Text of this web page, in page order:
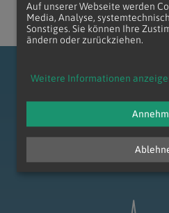
zum Anfang
Auf unserer Webseite werden
Media, Analyse,
Sonstiges. Sie können Ihre
ändern oder zurückziehen.
Weitere Informationen